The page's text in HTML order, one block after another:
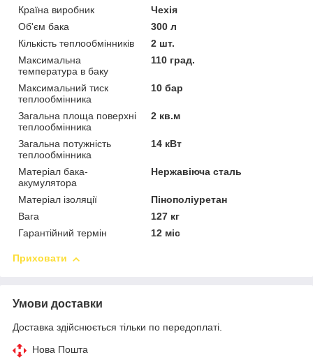
Країна виробник
Чехія
Об'єм бака
300 л
Кількість теплообмінників
2 шт.
Максимальна
температура в баку
110 град.
Максимальний тиск
теплообмінника
10 бар
Загальна площа поверхні
теплообмінника
2 кв.м
Загальна потужність
теплообмінника
14 кВт
Матеріал бака-
акумулятора
Нержавіюча сталь
Матеріал ізоляції
Пінополіуретан
Вага
127 кг
Гарантійний термін
12 міс
Приховати
Умови доставки
Доставка здійснюється тільки по передоплаті.
Нова Пошта